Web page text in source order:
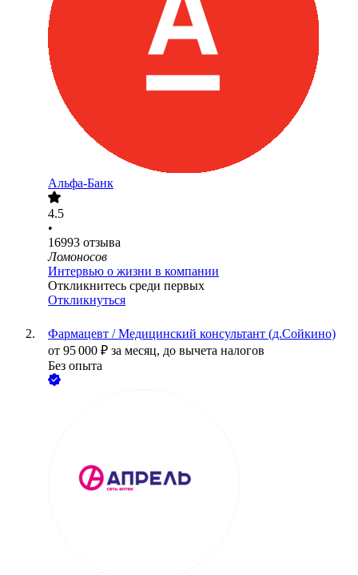
Альфа-Банк
4.5
•
16993 отзыва
Ломоносов
Интервью о жизни в компании
Откликнитесь среди первых
Откликнуться
Фармацевт / Медицинский консультант (д.Сойкино)
от 95 000 ₽ за месяц, до вычета налогов
Без опыта